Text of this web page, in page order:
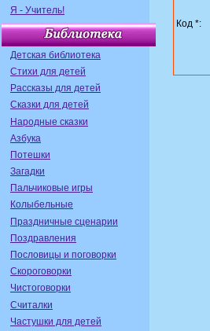
Я - Учитель!
Детская библиотека
Стихи для детей
Рассказы для детей
Сказки для детей
Народные сказки
Азбука
Потешки
Загадки
Пальчиковые игры
Колыбельные
Праздничные сценарии
Поздравления
Пословицы и поговорки
Скороговорки
Чистоговорки
Считалки
Частушки для детей
Код *: